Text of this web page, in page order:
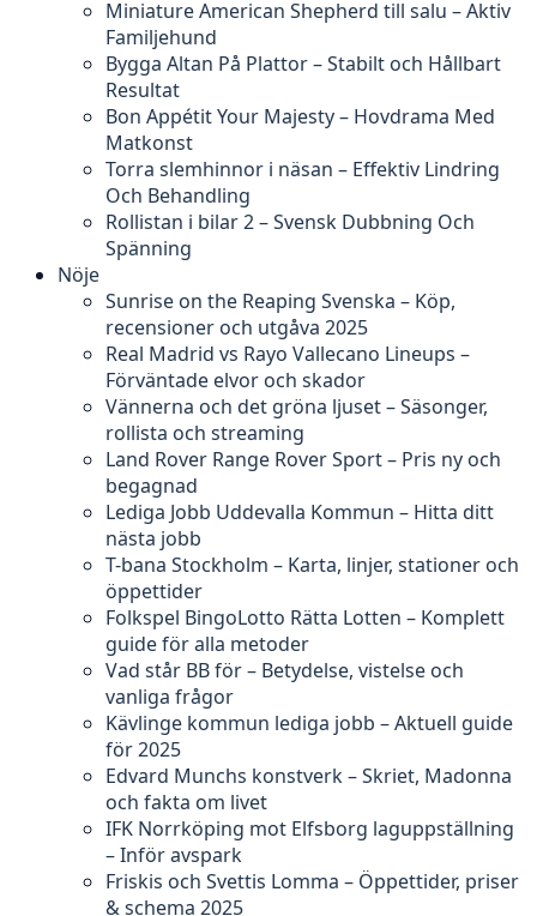
Miniature American Shepherd till salu – Aktiv
Familjehund
Bygga Altan På Plattor – Stabilt och Hållbart
Resultat
Bon Appétit Your Majesty – Hovdrama Med
Matkonst
Torra slemhinnor i näsan – Effektiv Lindring
Och Behandling
Rollistan i bilar 2 – Svensk Dubbning Och
Spänning
Nöje
Sunrise on the Reaping Svenska – Köp,
recensioner och utgåva 2025
Real Madrid vs Rayo Vallecano Lineups –
Förväntade elvor och skador
Vännerna och det gröna ljuset – Säsonger,
rollista och streaming
Land Rover Range Rover Sport – Pris ny och
begagnad
Lediga Jobb Uddevalla Kommun – Hitta ditt
nästa jobb
T-bana Stockholm – Karta, linjer, stationer och
öppettider
Folkspel BingoLotto Rätta Lotten – Komplett
guide för alla metoder
Vad står BB för – Betydelse, vistelse och
vanliga frågor
Kävlinge kommun lediga jobb – Aktuell guide
för 2025
Edvard Munchs konstverk – Skriet, Madonna
och fakta om livet
IFK Norrköping mot Elfsborg laguppställning
– Inför avspark
Friskis och Svettis Lomma – Öppettider, priser
& schema 2025